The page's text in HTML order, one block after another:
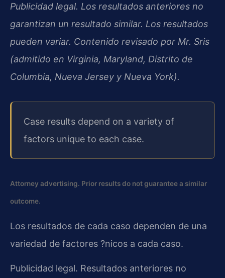
Publicidad legal. Los resultados anteriores no
garantizan un resultado similar. Los resultados
pueden variar. Contenido revisado por Mr. Sris
(admitido en Virginia, Maryland, Distrito de
Columbia, Nueva Jersey y Nueva York).
Case results depend on a variety of
factors unique to each case.
Attorney advertising. Prior results do not guarantee a similar
outcome.
Los resultados de cada caso dependen de una
variedad de factores ?nicos a cada caso.
Publicidad legal. Resultados anteriores no